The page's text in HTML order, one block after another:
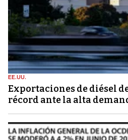
EE.UU.
Exportaciones de diésel
récord ante la alta